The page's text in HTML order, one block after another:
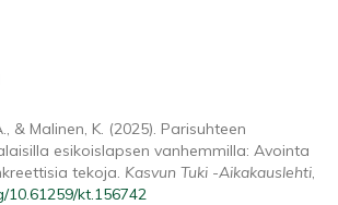
& Malinen, K. (2025). Parisuhteen
esikoislapsen vanhemmilla: Avointa
tekoja. Kasvun Tuki -Aikakauslehti,
10.61259/kt.156742